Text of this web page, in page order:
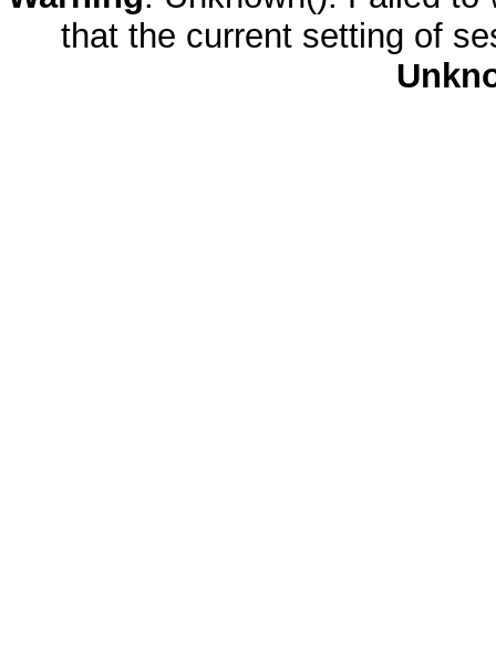
that the current setting of